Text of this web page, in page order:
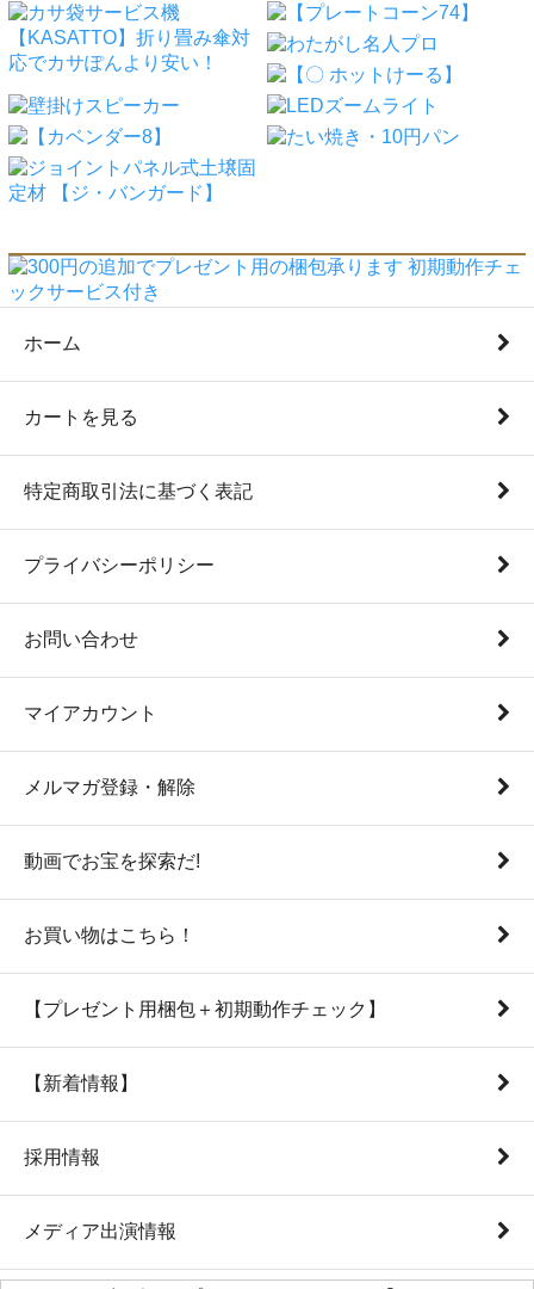
ホーム
カートを見る
特定商取引法に基づく表記
プライバシーポリシー
お問い合わせ
マイアカウント
メルマガ登録・解除
動画でお宝を探索だ!
お買い物はこちら！
【プレゼント用梱包＋初期動作チェック】
【新着情報】
採用情報
メディア出演情報